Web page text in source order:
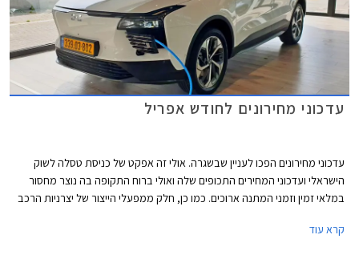
עדכוני מחירונים לחודש אפריל
עדכוני מחירונים הפכו לעניין שבשגרה. אולי זה אפקט של כניסת טסלה לשוק
הישראלי ועדכוני המחירים התכופים שלה ואולי ברוח התקופה בה נוצר מחסור
במלאי זמין וזמני המתנה ארוכים. כמו כן, חלק ממפעלי הייצור של יצרניות הרכב
קרא עוד